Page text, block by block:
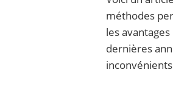
méthodes
les
dernières